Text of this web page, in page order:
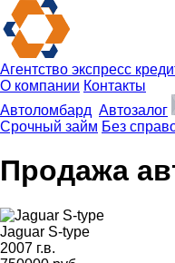
Агентство экспресс
О компании Контакты
Автоломбард Автозалог
Срочный займ Без
Продажа
Jaguar S-type
2007 г.в.